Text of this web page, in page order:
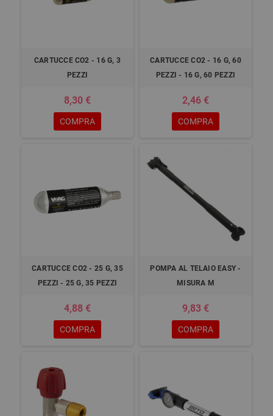
CARTUCCE CO2 - 16 G, 3
PEZZI
8,30 €
COMPRA
CARTUCCE CO2 - 16 G, 60
PEZZI - 16 G, 60 PEZZI
2,46 €
COMPRA
CARTUCCE CO2 - 25 G, 35
PEZZI - 25 G, 35 PEZZI
4,88 €
COMPRA
POMPA AL TELAIO EASY -
MISURA M
9,83 €
COMPRA